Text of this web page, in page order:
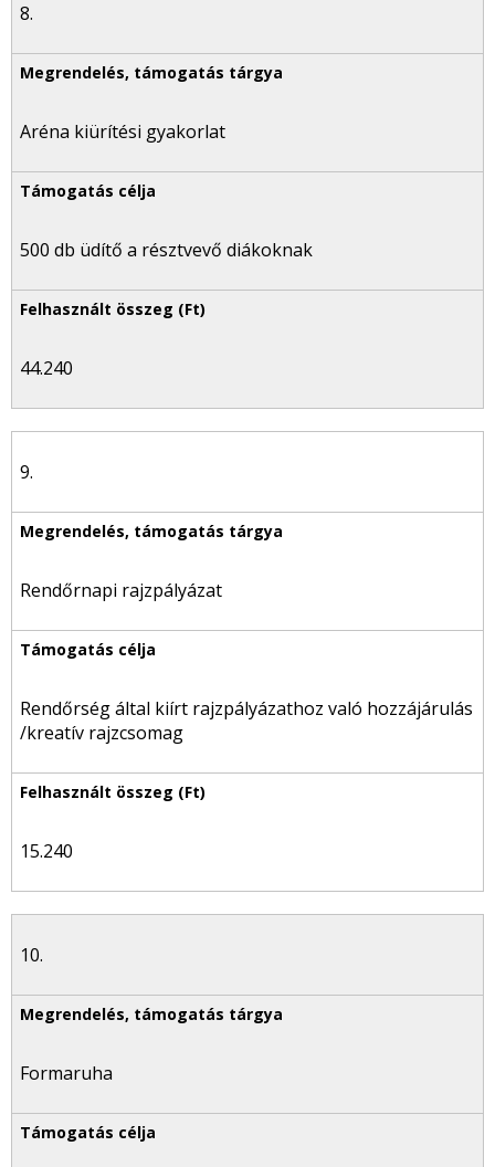
8.
Aréna kiürítési gyakorlat
500 db üdítő a résztvevő diákoknak
44.240
9.
Rendőrnapi rajzpályázat
Rendőrség által kiírt rajzpályázathoz való hozzájárulás
/kreatív rajzcsomag
15.240
10.
Formaruha